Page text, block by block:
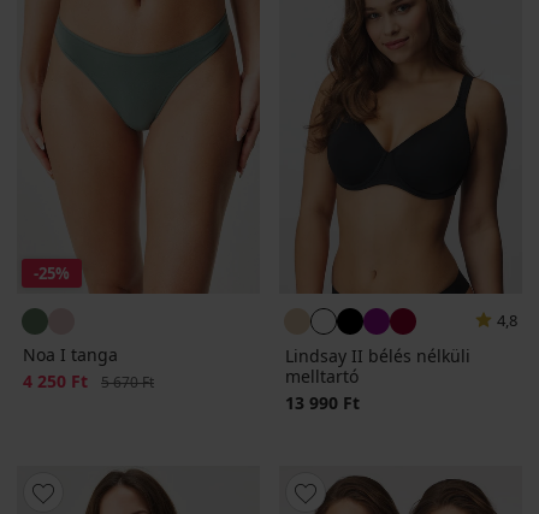
-25%
Noa I tanga
Kedvezmény
4 250 Ft Eredeti ár
5 670 Ft
4,8
Lindsay II bélés nélküli
melltartó
13 990 Ft